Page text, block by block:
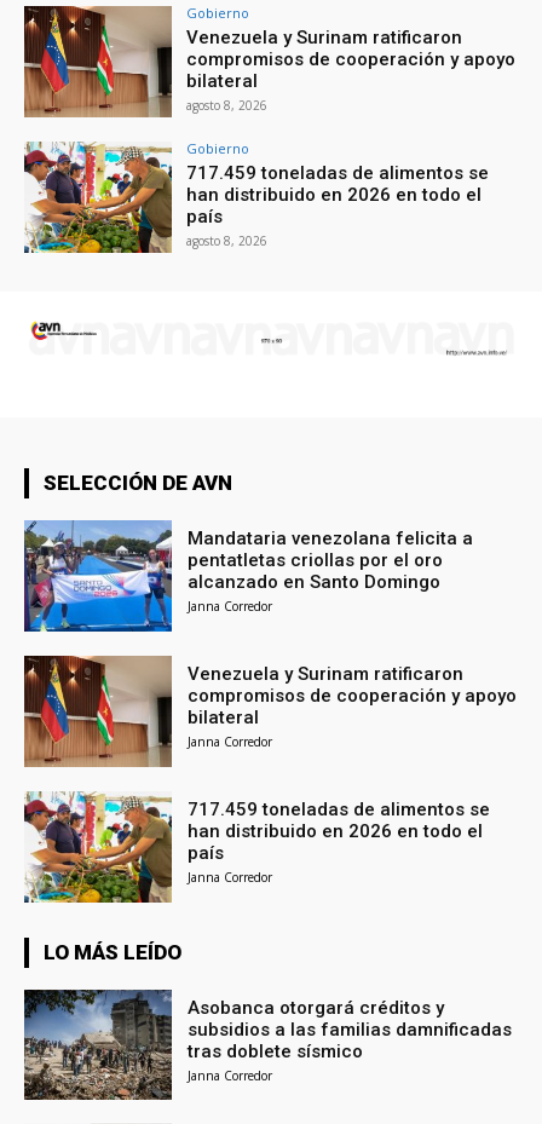
Gobierno
Venezuela y Surinam ratificaron
compromisos de cooperación y apoyo
bilateral
agosto 8, 2026
Gobierno
717.459 toneladas de alimentos se
han distribuido en 2026 en todo el
país
agosto 8, 2026
SELECCIÓN DE AVN
Mandataria venezolana felicita a
pentatletas criollas por el oro
alcanzado en Santo Domingo
Janna Corredor
Venezuela y Surinam ratificaron
compromisos de cooperación y apoyo
bilateral
Janna Corredor
717.459 toneladas de alimentos se
han distribuido en 2026 en todo el
país
Janna Corredor
LO MÁS LEÍDO
Asobanca otorgará créditos y
subsidios a las familias damnificadas
tras doblete sísmico
Janna Corredor